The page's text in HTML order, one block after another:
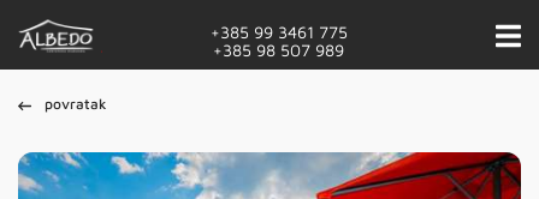
+385 99 3461 775
+385 98 507 989
povratak